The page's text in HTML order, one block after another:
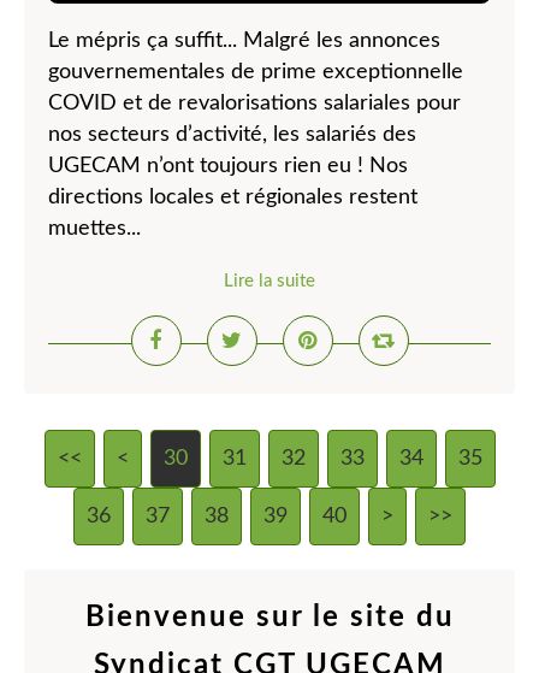
Le mépris ça suffit... Malgré les annonces
gouvernementales de prime exceptionnelle
COVID et de revalorisations salariales pour
nos secteurs d’activité, les salariés des
UGECAM n’ont toujours rien eu ! Nos
directions locales et régionales restent
muettes...
Lire la suite
<< < 10
20
30 31 32 33 34 35
36 37 38 39 40 50
60
> >>
Bienvenue sur le site du
Syndicat CGT UGECAM